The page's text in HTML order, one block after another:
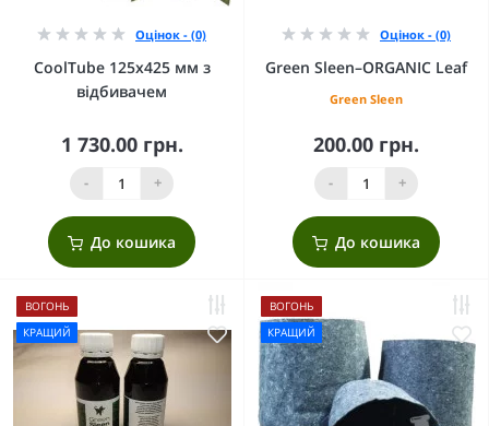
Оцінок - (0)
CoolTube 125х425 мм з
відбивачем
1 730.00 грн.
- +
До кошика
Оцінок - (0)
Green Sleen–ORGANIC Leaf
Green Sleen
200.00 грн.
- +
До кошика
ВОГОНЬ
КРАЩИЙ
ВОГОНЬ
КРАЩИЙ